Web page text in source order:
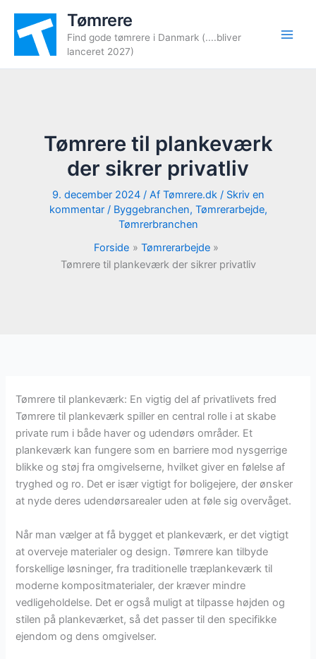
indholdet
Tømrere
Find gode tømrere i Danmark (....bliver
lanceret 2027)
Tømrere til plankeværk
der sikrer privatliv
9. december 2024 / Af Tømrere.dk / Skriv en
kommentar / Byggebranchen, Tømrerarbejde,
Tømrerbranchen
Forside
Tømrerarbejde
Tømrere til plankeværk der sikrer privatliv
Tømrere til plankeværk: En vigtig del af privatlivets fred
Tømrere til plankeværk spiller en central rolle i at skabe
private rum i både haver og udendørs områder. Et
plankeværk kan fungere som en barriere mod nysgerrige
blikke og støj fra omgivelserne, hvilket giver en følelse af
tryghed og ro. Det er især vigtigt for boligejere, der ønsker
at nyde deres udendørsarealer uden at føle sig overvåget.
Når man vælger at få bygget et plankeværk, er det vigtigt
at overveje materialer og design. Tømrere kan tilbyde
forskellige løsninger, fra traditionelle træplankeværk til
moderne kompositmaterialer, der kræver mindre
vedligeholdelse. Det er også muligt at tilpasse højden og
stilen på plankeværket, så det passer til den specifikke
ejendom og dens omgivelser.